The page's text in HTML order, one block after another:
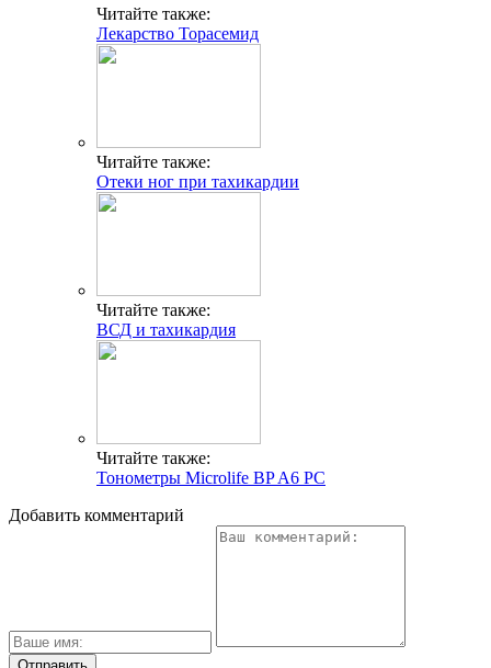
Читайте также:
Лекарство Торасемид
Читайте также:
Отеки ног при тахикардии
Читайте также:
ВСД и тахикардия
Читайте также:
Тонометры Microlife BP A6 PC
Добавить комментарий